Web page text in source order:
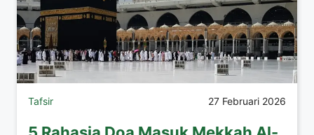
Tafsir 27 Februari 2026